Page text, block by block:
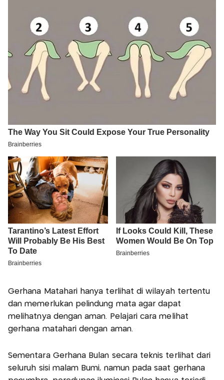
Gerhana Matahari hanya terlihat di wilayah tertentu
dan memerlukan pelindung mata agar dapat
melihatnya dengan aman. Pelajari cara melihat
gerhana matahari dengan aman.
Sementara Gerhana Bulan secara teknis terlihat dari
seluruh sisi malam Bumi, namun pada saat gerhana